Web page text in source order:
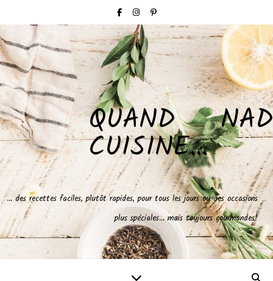
QUAND NAD
CUISINE…
… des recettes faciles, plutôt rapides, pour tous les jours ou des occasions
plus spéciales… mais toujours gourmandes!